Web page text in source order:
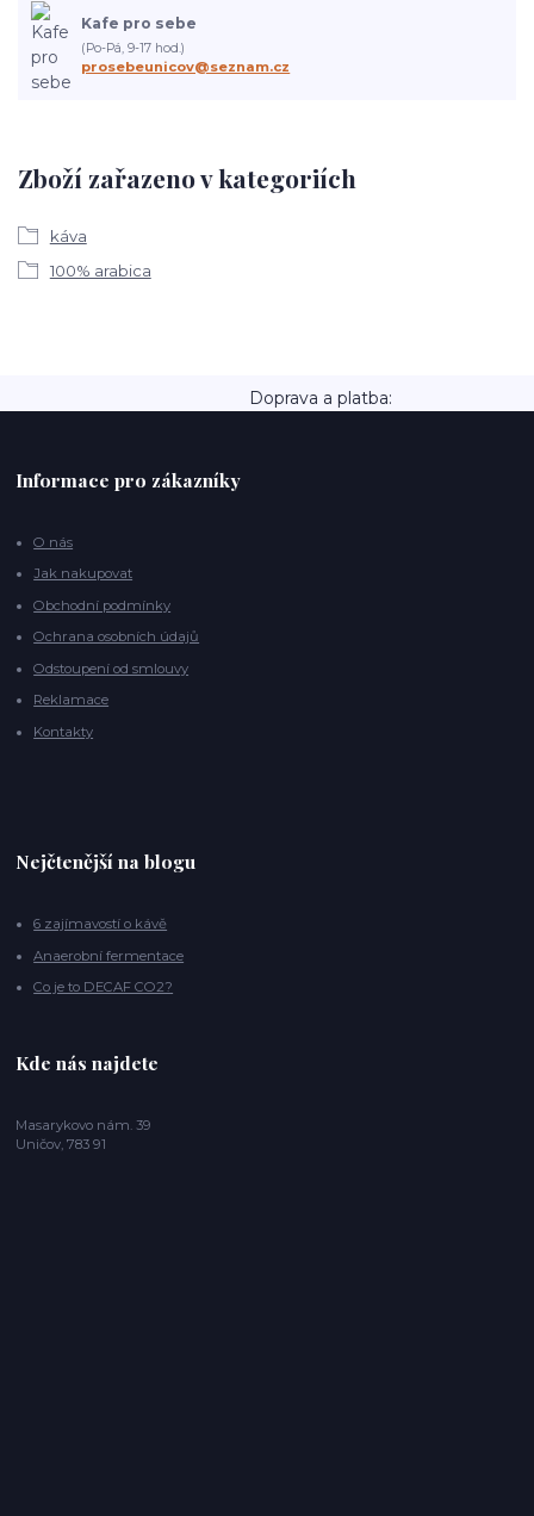
Zboží zařazeno v kategoriích
káva
100% arabica
Kafe pro sebe
(Po-Pá, 9-17 hod.)
prosebeunicov@seznam.cz
Doprava a platba:
Informace pro zákazníky
O nás
Jak nakupovat
Obchodní podmínky
Ochrana osobních údajů
Odstoupení od smlouvy
Reklamace
Kontakty
Nejčtenější na blogu
6 zajímavostí o kávě
Anaerobní fermentace
Co je to DECAF CO2?
Kde nás najdete
Masarykovo nám. 39
Uničov, 783 91